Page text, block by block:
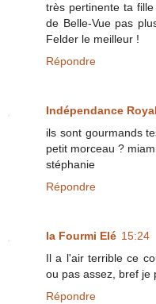
très pertinente ta
de Belle-Vue pas
Felder le meilleur !
Répondre
Indépendance
ils sont gourmands
petit morceau ?
stéphanie
Répondre
la Fourmi Elé 15:24
Il a l'air terrible ce
ou pas assez, bref je
Répondre